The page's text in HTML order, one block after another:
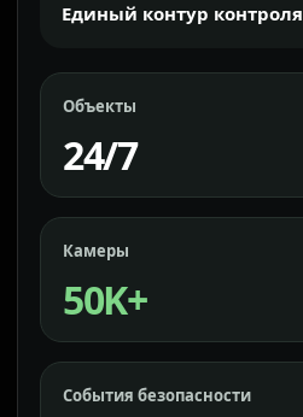
Единый контур контроля
Объекты
24/7
Камеры
50K+
События безопасности